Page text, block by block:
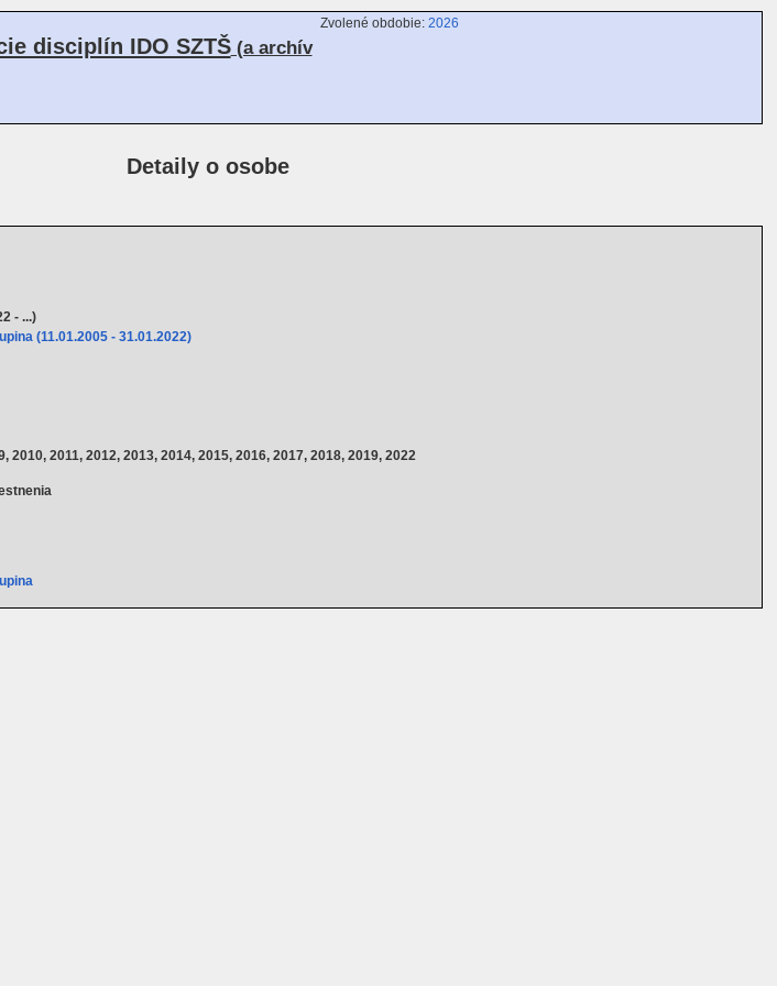
disciplín IDO SZTŠ(a archív
Zvolené obdobie: 2026
Detaily o osobe
- ...)
(11.01.2005 - 31.01.2022)
2010, 2011, 2012, 2013, 2014, 2015, 2016, 2017, 2018, 2019, 2022